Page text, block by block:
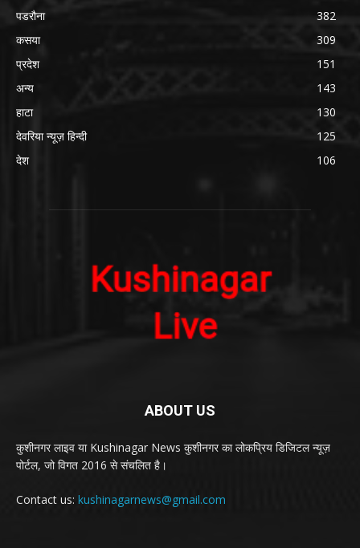
पडरौना
382
कसया
309
प्रदेश
151
अन्य
143
हाटा
130
देवरिया न्यूज़ हिन्दी
125
देश
106
ABOUT US
कुशीनगर लाइव या Kushinagar News कुशीनगर का लोकप्रिय डिजिटल न्यूज़
पोर्टल, जो विगत 2016 से संचलित है।
Contact us: kushinagarnews@gmail.com